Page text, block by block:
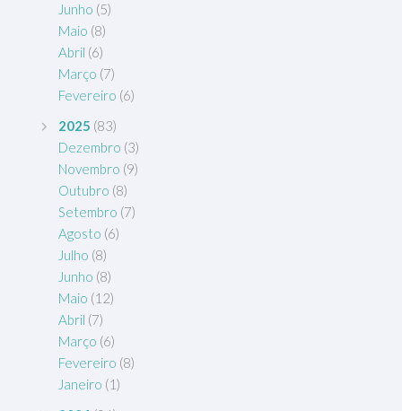
Junho (5)
Maio (8)
Abril (6)
Março (7)
Fevereiro (6)
2025 (83)
Dezembro (3)
Novembro (9)
Outubro (8)
Setembro (7)
Agosto (6)
Julho (8)
Junho (8)
Maio (12)
Abril (7)
Março (6)
Fevereiro (8)
Janeiro (1)